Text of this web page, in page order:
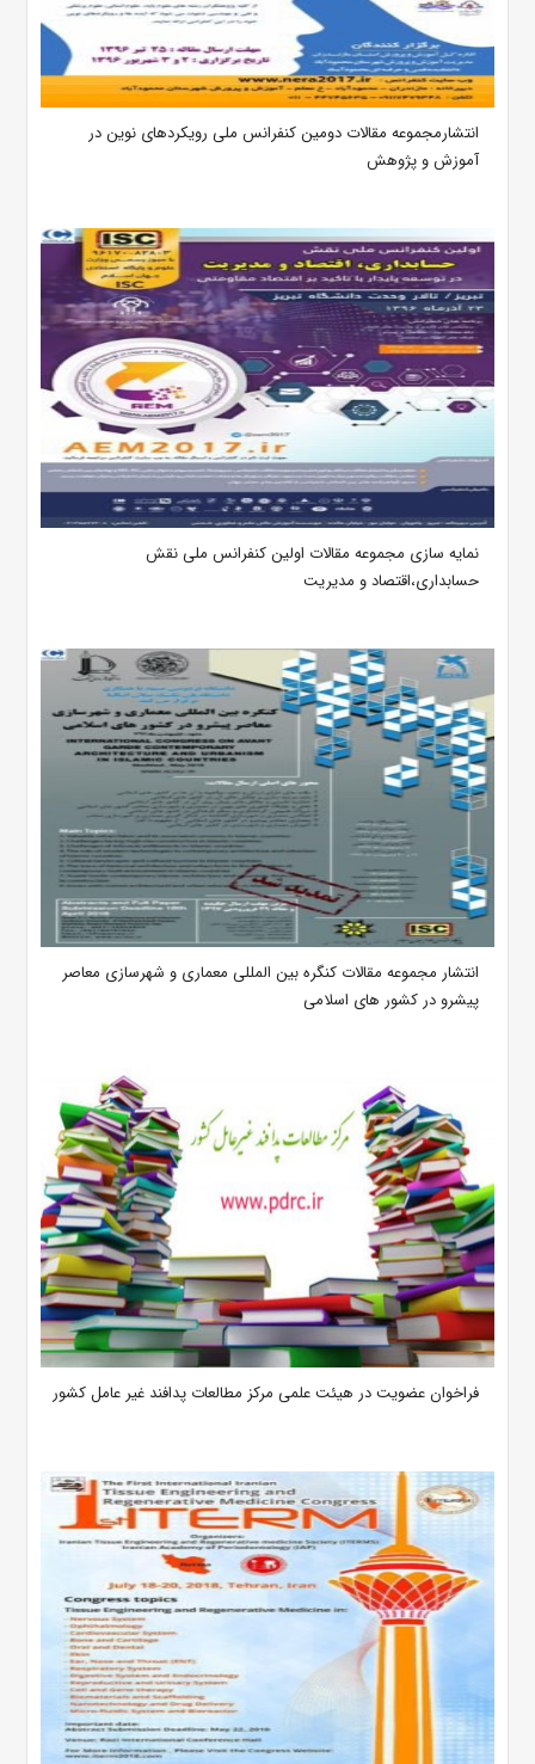
انتشارمجموعه مقالات دومین کنفرانس ملی رویکردهای نوین در
آموزش و پژوهش
نمایه سازی مجموعه مقالات اولین کنفرانس ملی نقش
حسابداری،اقتصاد و مدیریت
انتشار مجموعه مقالات کنگره بین المللی معماری و شهرسازی معاصر
پیشرو در کشور های اسلامی
فراخوان عضویت در هیئت علمی مرکز مطالعات پدافند غیر عامل کشور